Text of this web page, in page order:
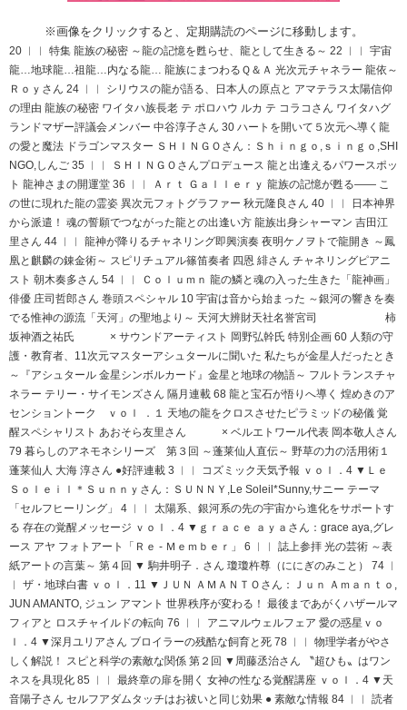
※画像をクリックすると、定期購読のページに移動します。
20 ︱︱ 特集 龍族の秘密 ～龍の記憶を甦らせ、龍として生きる～ 22 ︱︱ 宇宙
龍…地球龍…祖龍…内なる龍… 龍族にまつわるＱ＆Ａ 光次元チャネラー 龍依～
Ｒｏｙさん 24 ︱︱ シリウスの龍が語る、日本人の原点と アマテラス太陽信仰
の理由 龍族の秘密 ワイタハ族長老 テ ポロハウ ルカ テ コラコさん ワイタハグ
ランドマザー評議会メンバー 中谷淳子さん 30 ハートを開いて５次元へ導く龍
の愛と魔法 ドラゴンマスター ＳＨＩＮＧＯさん：Ｓｈｉｎｇｏ,ｓｉｎｇｏ,SHI
NGO,しんご 35 ︱︱ ＳＨＩＮＧＯさんプロデュース 龍と出逢えるパワースポッ
ト 龍神さまの開運堂 36 ︱︱ Ａｒｔ Ｇａｌｌｅｒｙ 龍族の記憶が甦る―― こ
の世に現れた龍の霊姿 異次元フォトグラファー 秋元隆良さん 40 ︱︱ 日本神界
から派遣！ 魂の誓願でつながった龍との出逢い方 龍族出身シャーマン 吉田江
里さん 44 ︱︱ 龍神が降りるチャネリング即興演奏 夜明ケノヲトで龍開き ～鳳
凰と麒麟の錬金術～ スピリチュアル篠笛奏者 四恩 緋さん チャネリングピアニ
スト 朝木奏多さん 54 ︱︱ Ｃｏｌｕｍｎ 龍の鱗と魂の入った生きた「龍神画」
俳優 庄司哲郎さん 巻頭スペシャル 10 宇宙は音から始まった ～銀河の響きを奏
でる惟神の源流「天河」の聖地より～ 天河大辨財天社名誉宮司 柿
坂神酒之祐氏 × サウンドアーティスト 岡野弘幹氏 特別企画 60 人類の守
護・教育者、11次元マスターアシュタールに聞いた 私たちが金星人だったとき
～『アシュタール 金星シンボルカード』金星と地球の物語～ フルトランスチャ
ネラー テリー・サイモンズさん 隔月連載 68 龍と宝石が悟りへ導く 煌めきのア
センショントーク ｖｏｌ ．１ 天地の龍をクロスさせたピラミッドの秘儀 覚
醒スペシャリスト あおそら友里さん × ベルエトワール代表 岡本敬人さん
79 暮らしのアネモネシリーズ 第３回 ～蓬莱仙人直伝～ 野草の力の活用術１
蓬莱仙人 大海 淳さん ●好評連載 3 ︱︱ コズミック天気予報 ｖｏｌ．4 ▼Ｌｅ
Ｓｏｌｅｉｌ＊Ｓｕｎｎｙさん：ＳＵＮＮＹ,Le Soleil*Sunny,サニー テーマ
「セルフヒーリング」 4 ︱︱ 太陽系、銀河系の先の宇宙から進化をサポートす
る 存在の覚醒メッセージ ｖｏｌ．4 ▼ｇｒａｃｅ ａｙａさん：grace aya,グレ
ース アヤ フォトアート「Ｒｅ - Ｍｅｍｂｅｒ」 6 ︱︱ 誌上参拝 光の芸術 ～表
紙アートの言葉～ 第４回 ▼ 駒井明子．さん 瓊瓊杵尊（ににぎのみこと） 74 ︱
︱ ザ・地球白書 ｖｏｌ．11 ▼ＪＵＮ ＡＭＡＮＴＯさん：Ｊｕｎ Ａｍａｎｔｏ,
JUN AMANTO, ジュン アマント 世界秩序が変わる！ 最後まであがくハザールマ
フィアと ロスチャイルドの転向 76 ︱︱ アニマルウェルフェア 愛の惑星ｖｏ
ｌ．4 ▼深月ユリアさん ブロイラーの残酷な飼育と死 78 ︱︱ 物理学者がやさ
しく解説！ スピと科学の素敵な関係 第２回 ▼周藤丞治さん 〝超ひも〟はワン
ネスを具現化 85 ︱︱ 最終章の扉を開く 女神の性なる覚醒講座 ｖｏｌ．4 ▼天
音陽子さん セルフアダムタッチはお祓いと同じ効果 ● 素敵な情報 84 ︱︱ 読者